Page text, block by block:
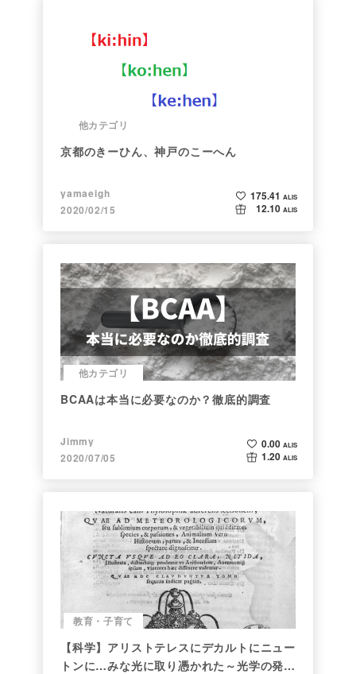
他カテゴリ
京都のきーひん、神戸のこーへん
yamaeigh
2020/02/15
175.41 ALIS
12.10 ALIS
他カテゴリ
BCAAは本当に必要なのか？徹底的調査
Jimmy
2020/07/05
0.00 ALIS
1.20 ALIS
教育・子育て
【科学】アリストテレスにデカルトにニュー
トンに…みな光に取り憑かれた～光学の発展